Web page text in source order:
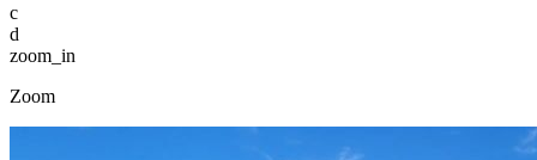
c
d
zoom_in
Zoom